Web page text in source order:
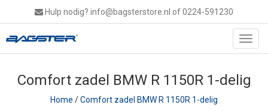
Hulp nodig? info@bagsterstore.nl of 0224-591230
Comfort zadel BMW R 1150R 1-delig
Home /Comfort zadel BMW R 1150R 1-delig